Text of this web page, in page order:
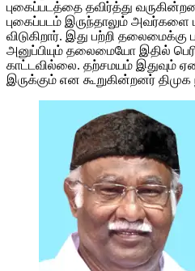
புகைப்படத்தை தவிர்த்து
புகைப்படம் இருந்தாலும் அவர்களை
விடுகிறார். இது பற்றி தலைமைக்கு
அனுப்பியும் தலைமையோ இதில்
காட்டவில்லை. தற்சமயம் இதுவும்
இருக்கும் என கூறுகின்றனர் திமுக